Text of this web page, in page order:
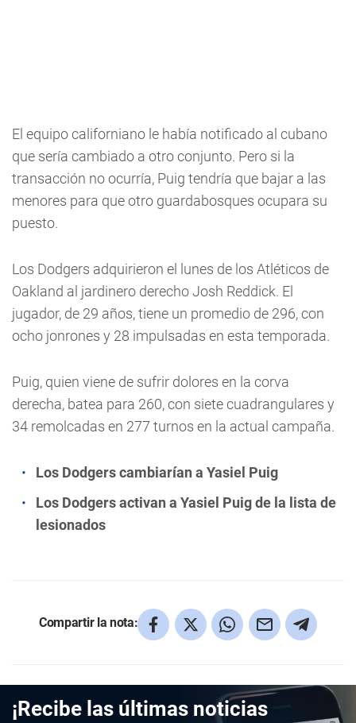
El equipo californiano le había notificado al cubano
que sería cambiado a otro conjunto. Pero si la
transacción no ocurría, Puig tendría que bajar a las
menores para que otro guardabosques ocupara su
puesto.
Los Dodgers adquirieron el lunes de los Atléticos de
Oakland al jardinero derecho Josh Reddick. El
jugador, de 29 años, tiene un promedio de 296, con
ocho jonrones y 28 impulsadas en esta temporada.
Puig, quien viene de sufrir dolores en la corva
derecha, batea para 260, con siete cuadrangulares y
34 remolcadas en 277 turnos en la actual campaña.
Los Dodgers cambiarían a Yasiel Puig
Los Dodgers activan a Yasiel Puig de la lista de
lesionados
Compartir la nota:
¡Recibe las últimas noticias